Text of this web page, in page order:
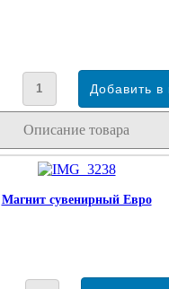
Описание товара
Магнит сувенирный Евро